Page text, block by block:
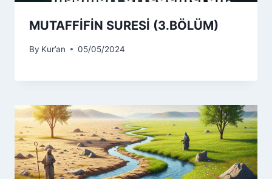
MUTAFFİFİN SURESİ (3.BÖLÜM)
By Kur’an 05/05/2024